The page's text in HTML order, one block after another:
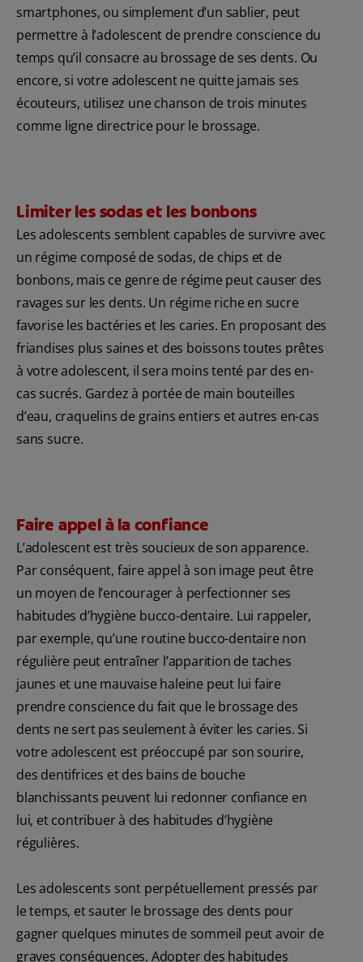
smartphones, ou simplement d’un sablier, peut
permettre à l’adolescent de prendre conscience du
temps qu’il consacre au brossage de ses dents. Ou
encore, si votre adolescent ne quitte jamais ses
écouteurs, utilisez une chanson de trois minutes
comme ligne directrice pour le brossage.
Limiter les sodas et les bonbons
Les adolescents semblent capables de survivre avec
un régime composé de sodas, de chips et de
bonbons, mais ce genre de régime peut causer des
ravages sur les dents. Un régime riche en sucre
favorise les bactéries et les caries. En proposant des
friandises plus saines et des boissons toutes prêtes
à votre adolescent, il sera moins tenté par des en-
cas sucrés. Gardez à portée de main bouteilles
d’eau, craquelins de grains entiers et autres en-cas
sans sucre.
Faire appel à la confiance
L’adolescent est très soucieux de son apparence.
Par conséquent, faire appel à son image peut être
un moyen de l’encourager à perfectionner ses
habitudes d’hygiène bucco-dentaire. Lui rappeler,
par exemple, qu’une routine bucco-dentaire non
régulière peut entraîner l’apparition de taches
jaunes et une mauvaise haleine peut lui faire
prendre conscience du fait que le brossage des
dents ne sert pas seulement à éviter les caries. Si
votre adolescent est préoccupé par son sourire,
des dentifrices et des bains de bouche
blanchissants peuvent lui redonner confiance en
lui, et contribuer à des habitudes d’hygiène
régulières.
Les adolescents sont perpétuellement pressés par
le temps, et sauter le brossage des dents pour
gagner quelques minutes de sommeil peut avoir de
graves conséquences. Adopter des habitudes